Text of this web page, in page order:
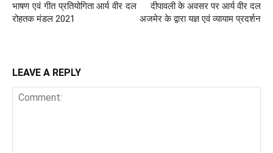
भाषण एवं गीत प्रतियोगिता आर्य वीर दल
रोहतक मंडल 2021
दीपावली के अवसर पर आर्य वीर दल
अजमेर के द्वारा यज्ञ एवं व्यायाम प्रदर्शन
LEAVE A REPLY